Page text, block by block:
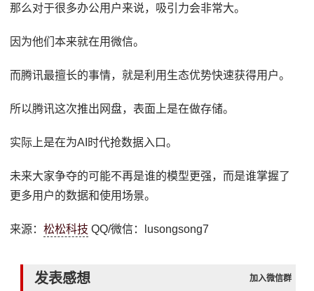
那么对于很多办公用户来说，吸引力会非常大。
因为他们本来就在用微信。
而腾讯最擅长的事情，就是利用生态优势快速获得用户。
所以腾讯这次推出网盘，表面上是在做存储。
实际上是在为AI时代抢数据入口。
未来大家争夺的可能不再是谁的模型更强，而是谁掌握了
更多用户的数据和使用场景。
来源：松松科技 QQ/微信：lusongsong7
发表感想 加入微信群